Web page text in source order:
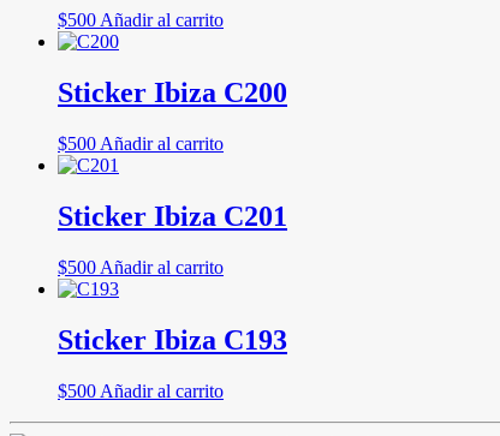
$500 Añadir al carrito
Sticker Ibiza C200
$500 Añadir al carrito
Sticker Ibiza C201
$500 Añadir al carrito
Sticker Ibiza C193
$500 Añadir al carrito